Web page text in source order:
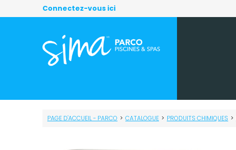
Connectez-vous ici
PAGE D'ACCUEIL - PARCO > CATALOGUE > PRODUITS CHIMIQUES >